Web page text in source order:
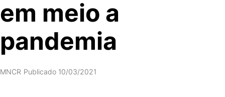
em meio a
pandemia
MNCR Publicado 10/03/2021